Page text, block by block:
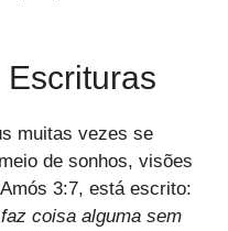
muitas vezes se
de sonhos, visões
3:7, está escrito:
coisa alguma sem